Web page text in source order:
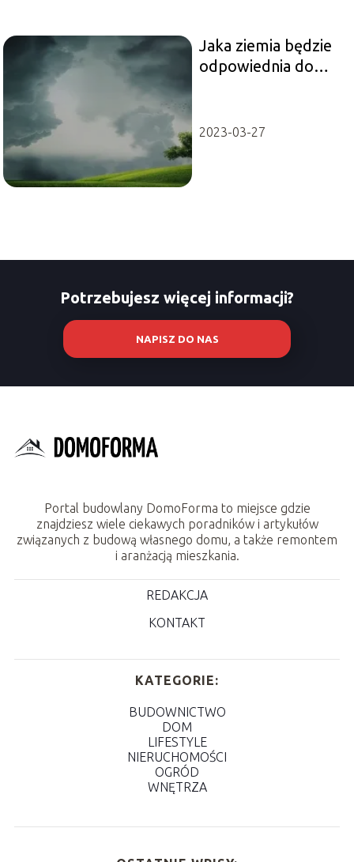
Jaka ziemia będzie
odpowiednia do
2023-03-27
Potrzebujesz więcej informacji?
NAPISZ DO NAS
Portal budowlany DomoForma to miejsce gdzie
znajdziesz wiele ciekawych poradników i artykułów
związanych z budową własnego domu, a także remontem
i aranżacją mieszkania.
REDAKCJA
KONTAKT
KATEGORIE:
BUDOWNICTWO
DOM
LIFESTYLE
NIERUCHOMOŚCI
OGRÓD
WNĘTRZA